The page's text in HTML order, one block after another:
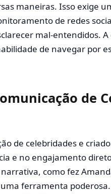
maneiras. Isso exige
de redes
mal-entendidos.
de navegar por
de
de celebridades e
e no engajamento
como fez
ferramenta